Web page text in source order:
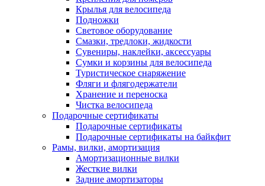
Крылья для велосипеда
Подножки
Световое оборудование
Смазки, тредлоки, жидкости
Сувениры, наклейки, аксессуары
Сумки и корзины для велосипеда
Туристическое снаряжение
Фляги и флягодержатели
Хранение и переноска
Чистка велосипеда
Подарочные сертификаты
Подарочные сертификаты
Подарочные сертификаты на байкфит
Рамы, вилки, амортизация
Амортизационные вилки
Жесткие вилки
Задние амортизаторы